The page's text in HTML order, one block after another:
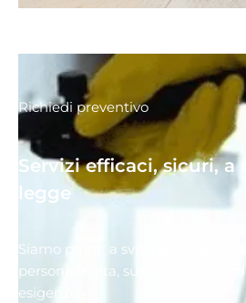
Richiedi preventivo
Servizi efficaci, sicuri, a
legge
Siamo pronti a sviluppare una
personalizzata, su misura, per
esigenze.